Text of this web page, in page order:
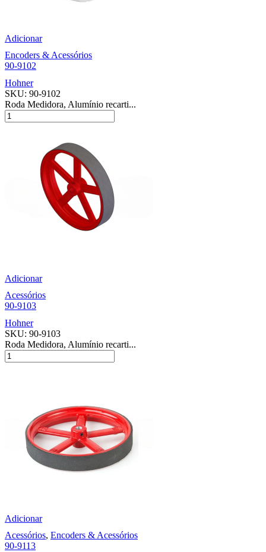
Adicionar
Encoders & Acessórios
90-9102
Hohner
SKU: 90-9102
Roda Medidora, Alumínio recarti...
Adicionar
Acessórios
90-9103
Hohner
SKU: 90-9103
Roda Medidora, Alumínio recarti...
Adicionar
Acessórios, Encoders & Acessórios
90-9113